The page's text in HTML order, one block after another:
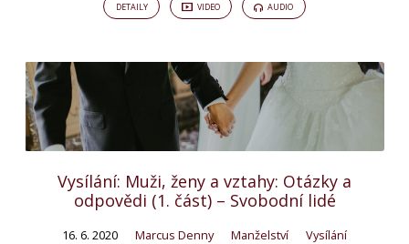
DETAILY VIDEO AUDIO
Vysílání: Muži, ženy a vztahy: Otázky a
odpovědi (1. část) – Svobodní lidé
16. 6. 2020 Marcus Denny Manželství
Vysílání